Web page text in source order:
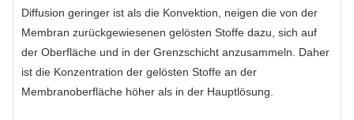
Diffusion geringer ist als die Konvektion, neigen die von der
Membran zurückgewiesenen gelösten Stoffe dazu, sich auf
der Oberfläche und in der Grenzschicht anzusammeln. Daher
ist die Konzentration der gelösten Stoffe an der
Membranoberfläche höher als in der Hauptlösung.